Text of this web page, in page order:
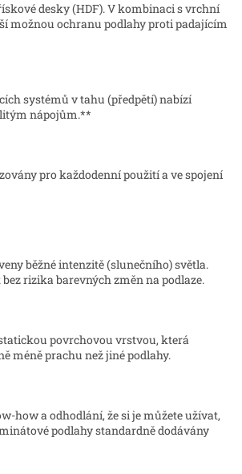
desky (HDF). V kombinaci s vrchní
možnou ochranu podlahy proti padajícím
systémů v tahu (předpětí) nabízí
nápojům.**
pro každodenní použití a ve spojení
běžné intenzitě (slunečního) světla.
rizika barevných změn na podlaze.
povrchovou vrstvou, která
méně prachu než jiné podlahy.
how a odhodlání, že si je můžete užívat,
podlahy standardně dodávány